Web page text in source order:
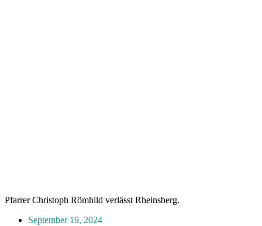
Pfarrer Christoph Römhild verlässt Rheinsberg.
September 19, 2024